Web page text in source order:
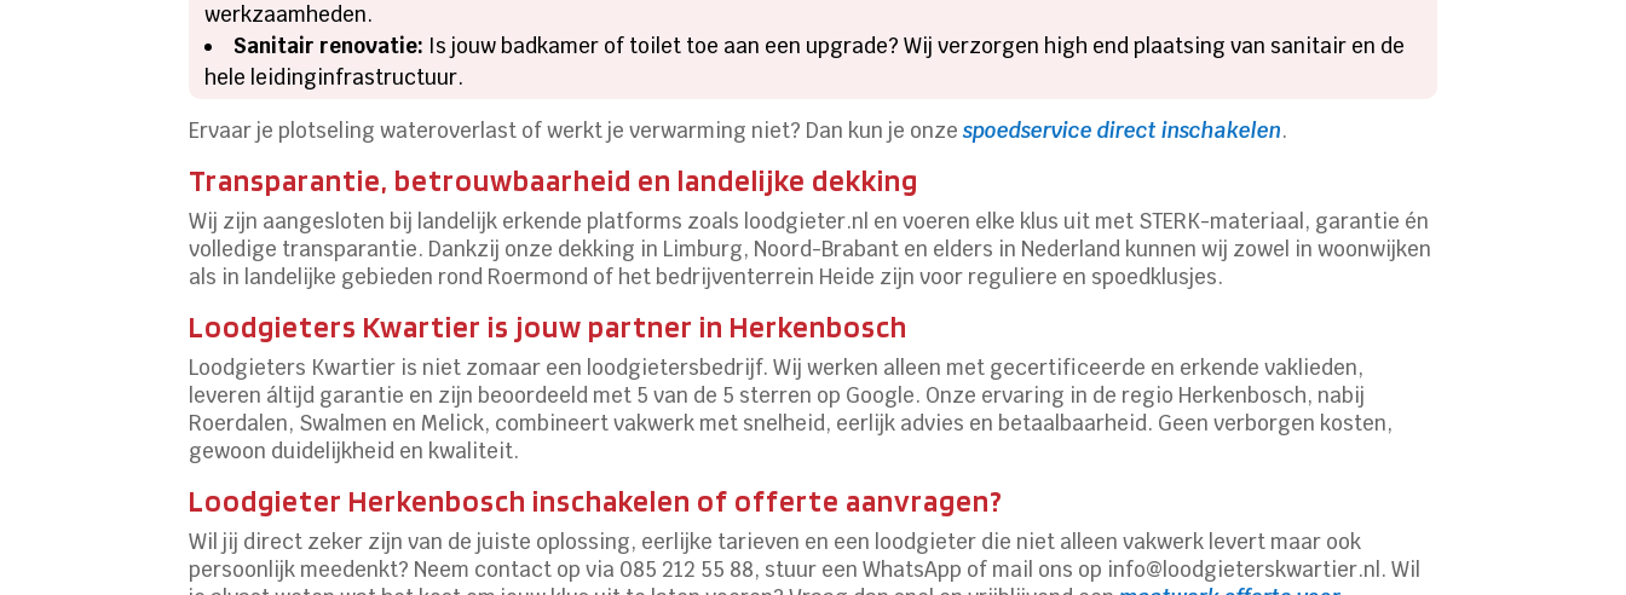
werkzaamheden.
Sanitair renovatie: Is jouw badkamer of toilet toe aan een upgrade? Wij verzorgen high end plaatsing van sanitair en de
hele leidinginfrastructuur.
Ervaar je plotseling wateroverlast of werkt je verwarming niet? Dan kun je onzespoedservice direct inschakelen.
Transparantie, betrouwbaarheid en landelijke dekking
Wij zijn aangesloten bij landelijk erkende platforms zoals loodgieter.nl en voeren elke klus uit met STERK-materiaal, garantie én
volledige transparantie. Dankzij onze dekking in Limburg, Noord-Brabant en elders in Nederland kunnen wij zowel in woonwijken
als in landelijke gebieden rond Roermond of het bedrijventerrein Heide zijn voor reguliere en spoedklusjes.
Loodgieters Kwartier is jouw partner in Herkenbosch
Loodgieters Kwartier is niet zomaar een loodgietersbedrijf. Wij werken alleen met gecertificeerde en erkende vaklieden,
leveren áltijd garantie en zijn beoordeeld met 5 van de 5 sterren op Google. Onze ervaring in de regio Herkenbosch, nabij
Roerdalen, Swalmen en Melick, combineert vakwerk met snelheid, eerlijk advies en betaalbaarheid. Geen verborgen kosten,
gewoon duidelijkheid en kwaliteit.
Loodgieter Herkenbosch inschakelen of offerte aanvragen?
Wil jij direct zeker zijn van de juiste oplossing, eerlijke tarieven en een loodgieter die niet alleen vakwerk levert maar ook
persoonlijk meedenkt? Neem contact op via 085 212 55 88, stuur een WhatsApp of mail ons op info@loodgieterskwartier.nl. Wil